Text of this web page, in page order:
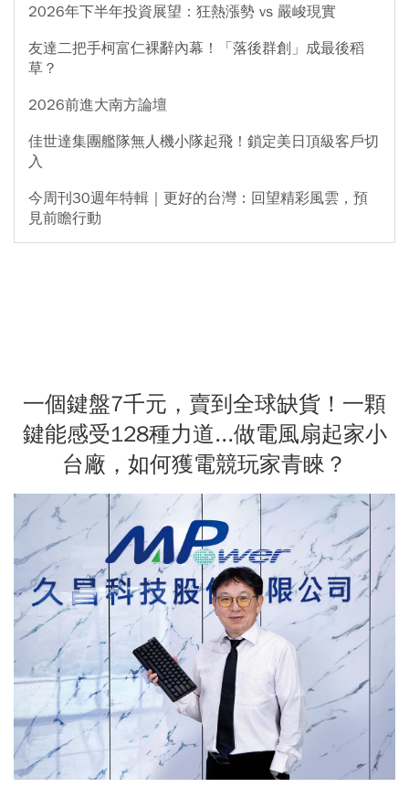
2026年下半年投資展望：狂熱漲勢 vs 嚴峻現實
友達二把手柯富仁裸辭內幕！「落後群創」成最後稻
草？
2026前進大南方論壇
佳世達集團艦隊無人機小隊起飛！鎖定美日頂級客戶切
入
今周刊30週年特輯｜更好的台灣：回望精彩風雲，預
見前瞻行動
一個鍵盤7千元，賣到全球缺貨！一顆
鍵能感受128種力道...做電風扇起家小
台廠，如何獲電競玩家青睞？